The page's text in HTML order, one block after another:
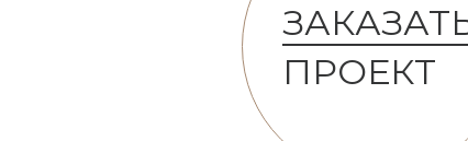
ПРОЕКТ